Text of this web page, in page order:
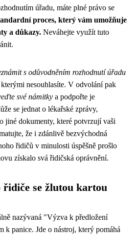
úřadu, máte plné právo se
proces, který vám umožňuje
a důkazy. Neváhejte využít tuto
s odůvodněním rozhodnutí úřadu
nesouhlasíte. V odvolání pak
své námitky a podpořte je
se jednat o lékařské zprávy,
jiné dokumenty, které potvrzují vaši
že i zdánlivě bezvýchodná
řidičů v minulosti úspěšně prošlo
získalo svá řidičská oprávnění.
se žlutou kartou
nazývaná "Výzva k předložení
k panice. Jde o nástroj, který pomáhá